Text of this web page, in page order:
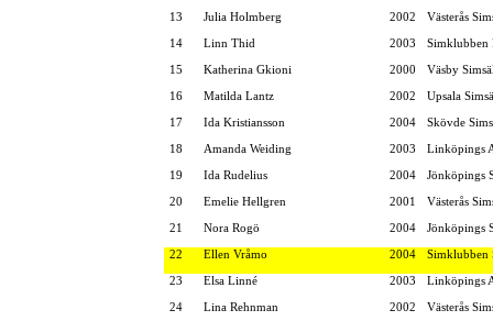
13
Julia Holmberg 2002
Västerås
14
Linn Thid 2003
Simklubben
15
Katherina Gkioni 2000
Väsby
16
Matilda Lantz 2002
Upsala
17
Ida Kristiansson 2004
Skövde
18
Amanda Weiding 2003
Linköpings
19
Ida Rudelius 2004
Jönköpings
20
Emelie Hellgren 2001
Västerås
21
Nora Rogö 2004
Jönköpings
22
Ellen Vråmo 2004
Simklubben
23
Elsa Linné 2003
Linköpings
24
Lina Rehnman 2002 Västerås